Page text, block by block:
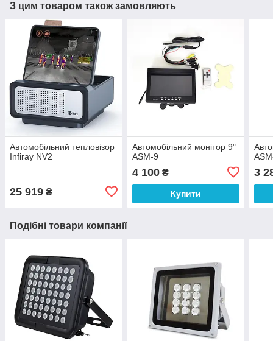
З цим товаром також замовляють
Автомобільний тепловізор
Infiray NV2
25 919 ₴
Автомобільний монітор 9"
ASM-9
4 100₴
Купити
3
Подібні товари компанії